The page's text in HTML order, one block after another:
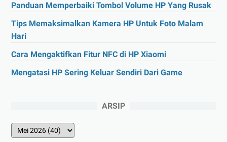
Panduan Memperbaiki Tombol Volume HP Yang Rusak
Tips Memaksimalkan Kamera HP Untuk Foto Malam
Hari
Cara Mengaktifkan Fitur NFC di HP Xiaomi
Mengatasi HP Sering Keluar Sendiri Dari Game
ARSIP